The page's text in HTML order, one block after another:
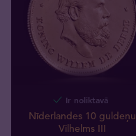
Ir noliktavā
Nīderlandes 10 guldeņu
Vilhelms III